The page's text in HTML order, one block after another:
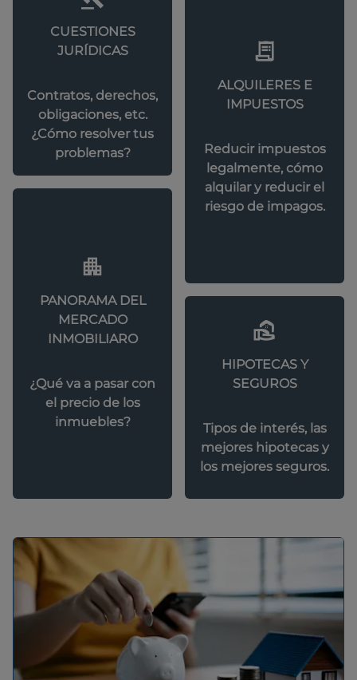
CUESTIONES
JURÍDICAS
Contratos, derechos,
obligaciones, etc.
¿Cómo resolver tus
problemas?
ALQUILERES E
IMPUESTOS
Reducir impuestos
legalmente, cómo
alquilar y reducir el
riesgo de impagos.
PANORAMA DEL
MERCADO
INMOBILIARO
¿Qué va a pasar con
el precio de los
inmuebles?
HIPOTECAS Y
SEGUROS
Tipos de interés, las
mejores hipotecas y
los mejores seguros.